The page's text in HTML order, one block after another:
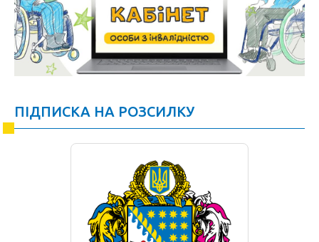
ПІДПИСКА НА РОЗСИЛКУ